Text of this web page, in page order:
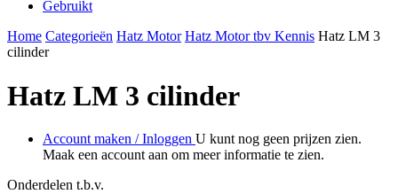
Gebruikt
Home Categorieën Hatz Motor Hatz Motor tbv Kennis Hatz LM 3
cilinder
Hatz LM 3 cilinder
Account maken / Inloggen U kunt nog geen prijzen zien.
Maak een account aan om meer informatie te zien.
Onderdelen t.b.v.